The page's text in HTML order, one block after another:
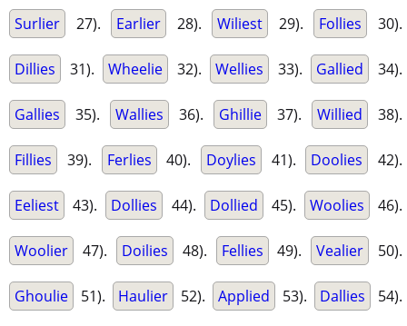
Surlier 27). Earlier 28). Wiliest 29). Follies 30).
Dillies 31). Wheelie 32). Wellies 33). Gallied 34).
Gallies 35). Wallies 36). Ghillie 37). Willied 38).
Fillies 39). Ferlies 40). Doylies 41). Doolies 42).
Eeliest 43). Dollies 44). Dollied 45). Woolies 46).
Woolier 47). Doilies 48). Fellies 49). Vealier 50).
Ghoulie 51). Haulier 52). Applied 53). Dallies 54).